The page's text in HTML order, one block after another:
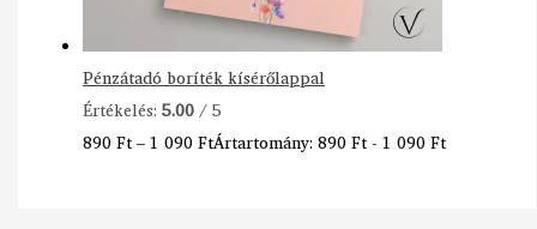
Pénzátadó boríték kísérőlappal
Értékelés:5.00/ 5
890Ft–1 090FtÁrtartomány: 890 Ft - 1 090 Ft